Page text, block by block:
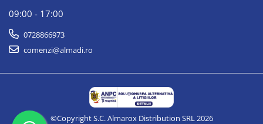
09:00 - 17:00
0728866973
comenzi@almadi.ro
©Copyright S.C. Almarox Distribution SRL 2026